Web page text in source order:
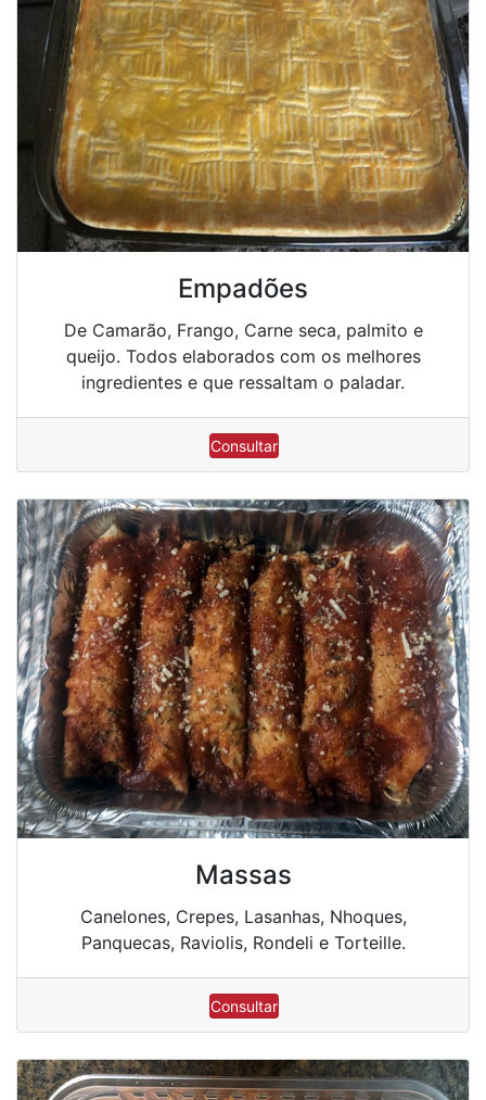
Empadões
De Camarão, Frango, Carne seca, palmito e
queijo. Todos elaborados com os melhores
ingredientes e que ressaltam o paladar.
Consultar
Massas
Canelones, Crepes, Lasanhas, Nhoques,
Panquecas, Raviolis, Rondeli e Torteille.
Consultar